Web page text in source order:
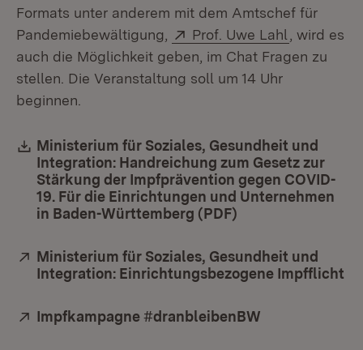
Formats unter anderem mit dem Amtschef für
Pandemiebewältigung,
Extern:
Prof. Uwe Lahl (Öffnet in
, wird es
auch die Möglichkeit geben, im Chat Fragen zu
stellen. Die Veranstaltung soll um 14 Uhr
beginnen.
Download:
Ministerium für Soziales, Gesundheit und
Integration: Handreichung zum Gesetz zur
Stärkung der Impfprävention gegen COVID-
19. Für die Einrichtungen und Unternehmen
in Baden-Württemberg (PDF)
Extern:
Ministerium für Soziales, Gesundheit und
Integration: Einrichtungsbezogene Impfflicht
Extern:
Impfkampagne #dranbleibenBW